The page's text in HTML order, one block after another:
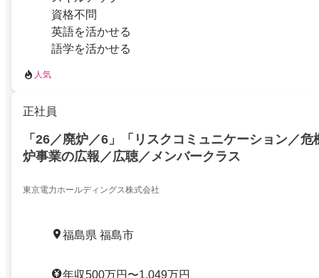
資格不問
英語を活かせる
語学を活かせる
人気
正社員
「26／廃炉／6」「リスクコミュニケーション／
炉事業の広報／広聴／メンバークラス
東京電力ホールディングス株式会社
福島県 福島市
年収500万円〜1,049万円